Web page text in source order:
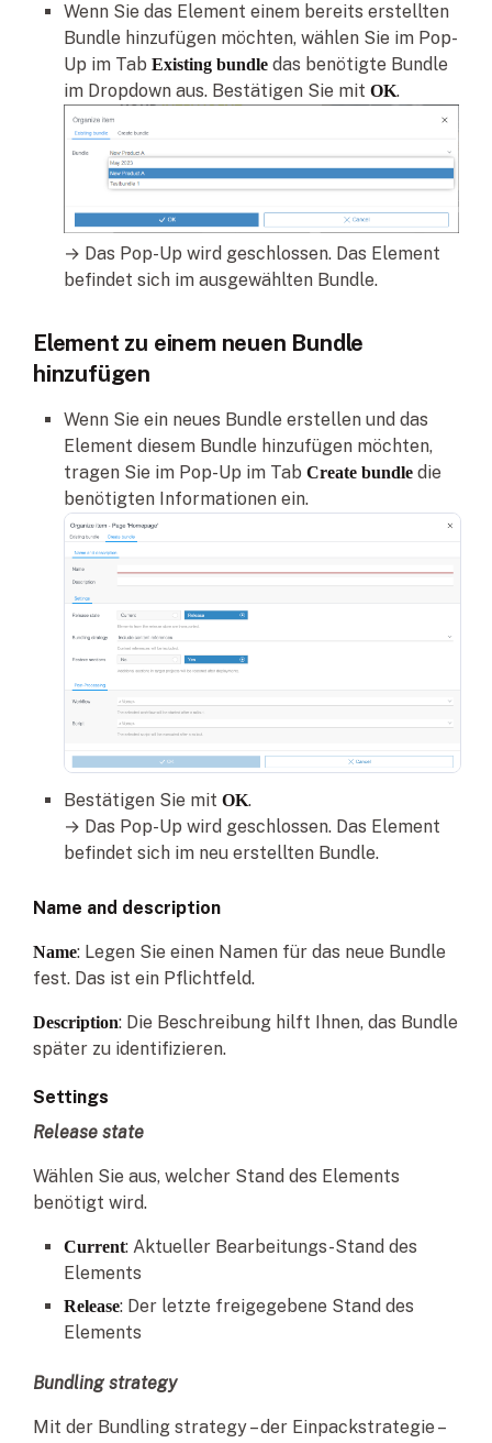
Wenn Sie das Element einem bereits erstellten
Bundle hinzufügen möchten, wählen Sie im Pop-
Up im Tab Existing bundle das benötigte Bundle
im Dropdown aus. Bestätigen Sie mit OK.
→ Das Pop-Up wird geschlossen. Das Element
befindet sich im ausgewählten Bundle.
Element zu einem neuen Bundle
hinzufügen
Wenn Sie ein neues Bundle erstellen und das
Element diesem Bundle hinzufügen möchten,
tragen Sie im Pop-Up im Tab Create bundle die
benötigten Informationen ein.
Bestätigen Sie mit OK.
→ Das Pop-Up wird geschlossen. Das Element
befindet sich im neu erstellten Bundle.
Name and description
Name: Legen Sie einen Namen für das neue Bundle
fest. Das ist ein Pflichtfeld.
Description: Die Beschreibung hilft Ihnen, das Bundle
später zu identifizieren.
Settings
Release state
Wählen Sie aus, welcher Stand des Elements
benötigt wird.
Current: Aktueller Bearbeitungs-Stand des
Elements
Release: Der letzte freigegebene Stand des
Elements
Bundling strategy
Mit der Bundling strategy – der Einpackstrategie –